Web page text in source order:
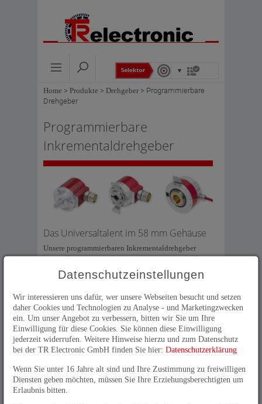
Home > Produkte > Drehgeber > Programmierbare
Drehgeber
Programmierbare
Inkrementaldrehgeber
Das Universaltalent im 58 mm Gehäuse
Unsere programmierbaren Inkrementaldrehgeber
bieten Ihnen für jede Anforderung die optimale Basis
und sind mit fester Welle, durchgehender Hohlwelle,
Sacklochwelle oder integrierter Kupplung erhältlich.
Inkrementalencoder passen Sie per Software an Ihre
Anforderungen an.
Alle programmierbaren
Inkrementalencoder in unserem
Datenschutzeinstellungen
Wir interessieren uns dafür, wer unsere Webseiten besucht und setzen
daher Cookies und Technologien zu Analyse - und Marketingzwecken
ein. Um unser Angebot zu verbessern, bitten wir Sie um Ihre
Einwilligung für diese Cookies. Sie können diese Einwilligung
jederzeit widerrufen. Weitere Hinweise hierzu und zum Datenschutz
bei der TR Electronic GmbH finden Sie hier:Datenschutzerklärung
Wenn Sie unter 16 Jahre alt sind und Ihre Zustimmung zu freiwilligen
Diensten geben möchten, müssen Sie Ihre Erziehungsberechtigten um
Erlaubnis bitten.